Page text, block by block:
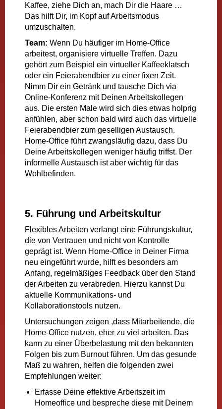
Kaffee, ziehe Dich an, mach Dir die Haare …
Das hilft Dir, im Kopf auf Arbeitsmodus
umzuschalten.
Team: Wenn Du häufiger im Home-Office
arbeitest, organisiere virtuelle Treffen. Dazu
gehört zum Beispiel ein virtueller Kaffeeklatsch
oder ein Feierabendbier zu einer fixen Zeit.
Nimm Dir ein Getränk und tausche Dich via
Online-Konferenz mit Deinen Arbeitskollegen
aus. Die ersten Male wird sich dies etwas holprig
anfühlen, aber schon bald wird auch das virtuelle
Feierabendbier zum geselligen Austausch.
Home-Office führt zwangsläufig dazu, dass Du
Deine Arbeitskollegen weniger häufig triffst. Der
informelle Austausch ist aber wichtig für das
Wohlbefinden.
5. Führung und Arbeitskultur
Flexibles Arbeiten verlangt eine Führungskultur,
die von Vertrauen und nicht von Kontrolle
geprägt ist. Wenn Home-Office in Deiner Firma
neu eingeführt wurde, hilft es besonders am
Anfang, regelmäßiges Feedback über den Stand
der Arbeiten zu verabreden. Hierzu kannst Du
aktuelle Kommunikations- und
Kollaborationstools nutzen.
Untersuchungen zeigen ,dass Mitarbeitende, die
Home-Office nutzen, eher zu viel arbeiten. Das
kann zu einer Überbelastung mit den bekannten
Folgen bis zum Burnout führen. Um das gesunde
Maß zu wahren, helfen die folgenden zwei
Empfehlungen weiter:
Erfasse Deine effektive Arbeitszeit im
Homeoffice und bespreche diese mit Deinem